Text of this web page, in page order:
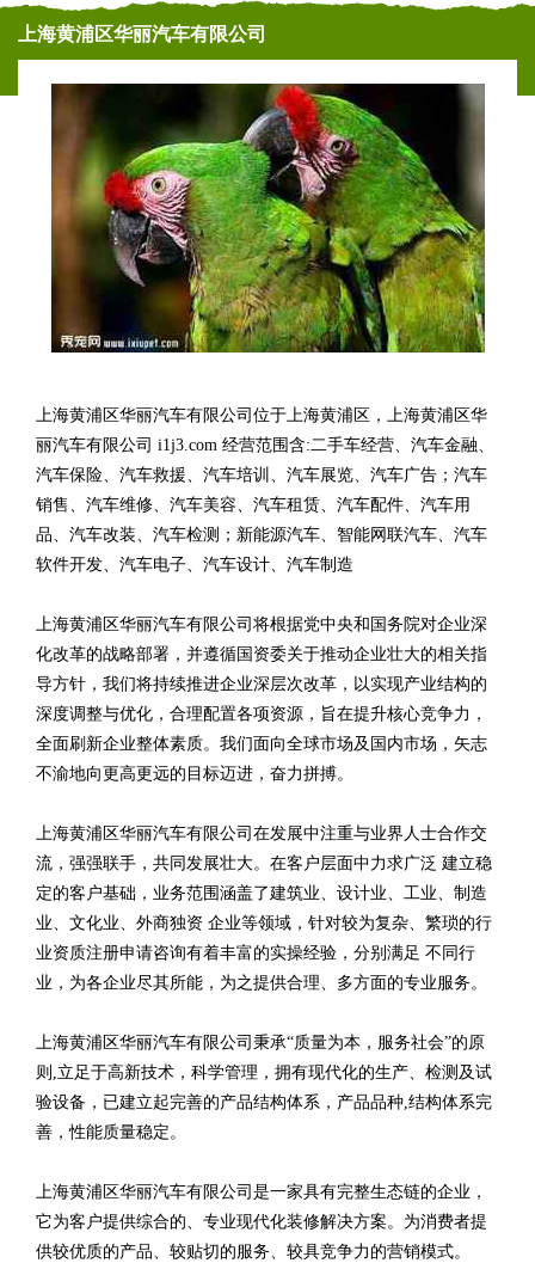
上海黄浦区华丽汽车有限公司
上海黄浦区华丽汽车有限公司位于上海黄浦区，上海黄浦区华
丽汽车有限公司 i1j3.com 经营范围含:二手车经营、汽车金融、
汽车保险、汽车救援、汽车培训、汽车展览、汽车广告；汽车
销售、汽车维修、汽车美容、汽车租赁、汽车配件、汽车用
品、汽车改装、汽车检测；新能源汽车、智能网联汽车、汽车
软件开发、汽车电子、汽车设计、汽车制造
上海黄浦区华丽汽车有限公司将根据党中央和国务院对企业深
化改革的战略部署，并遵循国资委关于推动企业壮大的相关指
导方针，我们将持续推进企业深层次改革，以实现产业结构的
深度调整与优化，合理配置各项资源，旨在提升核心竞争力，
全面刷新企业整体素质。我们面向全球市场及国内市场，矢志
不渝地向更高更远的目标迈进，奋力拼搏。
上海黄浦区华丽汽车有限公司在发展中注重与业界人士合作交
流，强强联手，共同发展壮大。在客户层面中力求广泛 建立稳
定的客户基础，业务范围涵盖了建筑业、设计业、工业、制造
业、文化业、外商独资 企业等领域，针对较为复杂、繁琐的行
业资质注册申请咨询有着丰富的实操经验，分别满足 不同行
业，为各企业尽其所能，为之提供合理、多方面的专业服务。
上海黄浦区华丽汽车有限公司秉承“质量为本，服务社会”的原
则,立足于高新技术，科学管理，拥有现代化的生产、检测及试
验设备，已建立起完善的产品结构体系，产品品种,结构体系完
善，性能质量稳定。
上海黄浦区华丽汽车有限公司是一家具有完整生态链的企业，
它为客户提供综合的、专业现代化装修解决方案。为消费者提
供较优质的产品、较贴切的服务、较具竞争力的营销模式。